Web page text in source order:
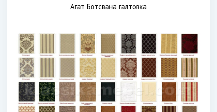
Агат Ботсвана галтовка